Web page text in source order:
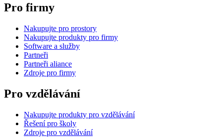
Pro firmy
Nakupujte pro prostory
Nakupujte produkty pro firmy
Software a služby
Partneři
Partneři aliance
Zdroje pro firmy
Pro vzdělávání
Nakupujte produkty pro vzdělávání
Řešení pro školy
Zdroje pro vzdělávání